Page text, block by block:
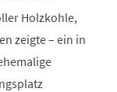
Holzkohle,
zeigte – ein in